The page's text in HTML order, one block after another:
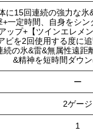
に15回連続の強力な氷
+一定時間、自身をシン
ップ+【ツインエレメ
ビを2回使用する度に
続の氷&雷&無属性遠距
&精神を短時間ダウ
ー
2ゲージ
1